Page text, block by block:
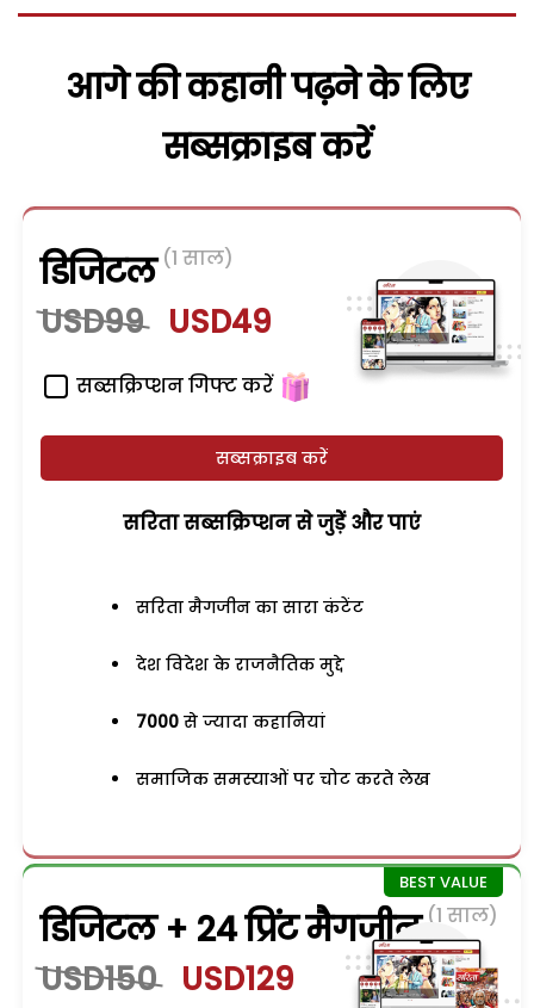
आगे की कहानी पढ़ने के लिए
सब्सक्राइब करें
डिजिटल (1 साल)
USD99 USD49
सब्सक्रिप्शन गिफ्ट करें
सब्सक्राइब करें
सरिता सब्सक्रिप्शन से जुड़ेें और पाएं
सरिता मैगजीन का सारा कंटेंट
देश विदेश के राजनैतिक मुद्दे
7000 से ज्यादा कहानियां
समाजिक समस्याओं पर चोट करते लेख
डिजिटल + 24 प्रिंट मैगजीन (1 साल)
USD150 USD129